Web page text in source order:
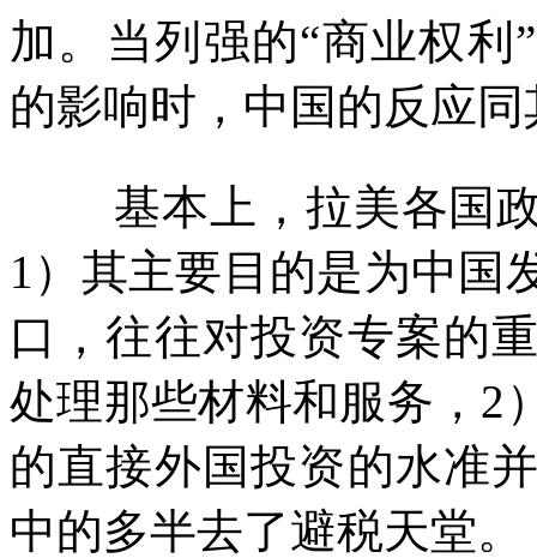
加。当列强的“商业权
的影响时，中国的反应
基本上，拉美各国
1 ）其主要目的是为中国
口，往往对投资专案的
处理那些材料和服务， 2
的直接外国投资的水准
中的多半去了避税天堂。